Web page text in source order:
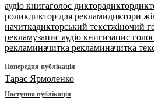
аудіо книгаголос дикторадиктор
роликдиктор для рекламидиктори
начиткадикторський текстжіночий
рекламузапис аудіо книгизапис
рекламиначитка рекламиначитка
Попередня публікація
Тарас Ярмоленко
Наступна публікація